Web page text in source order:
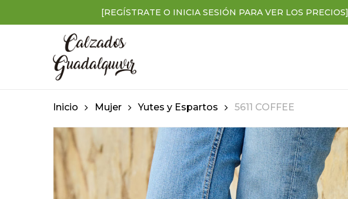
[REGÍSTRATE O INICIA SESIÓN PARA VER LOS PRECIOS]
Presiona enter para buscar o ESC para cerrar
Inicio Mujer Yutes y Espartos 5611 COFFEE